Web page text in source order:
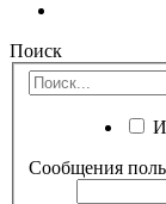
Поиск
Сообщения